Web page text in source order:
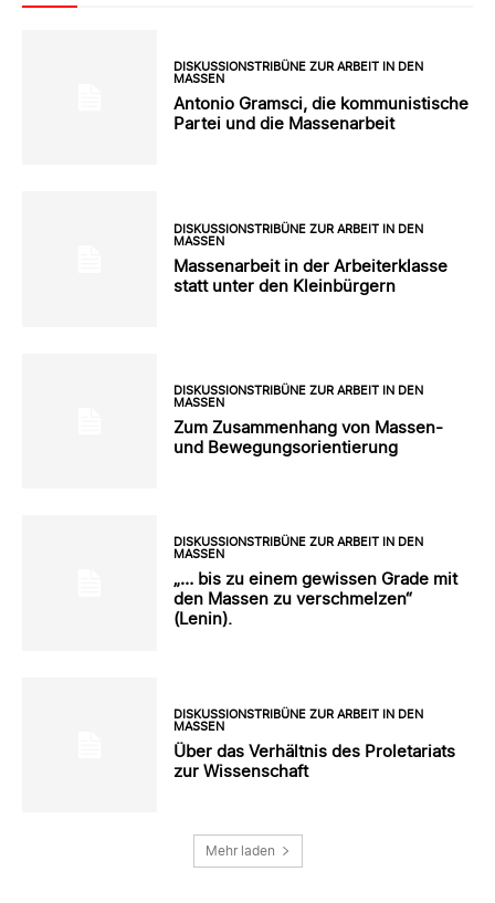
DISKUSSIONSTRIBÜNE ZUR ARBEIT IN DEN
MASSEN
Antonio Gramsci, die kommunistische
Partei und die Massenarbeit
DISKUSSIONSTRIBÜNE ZUR ARBEIT IN DEN
MASSEN
Massenarbeit in der Arbeiterklasse
statt unter den Kleinbürgern
DISKUSSIONSTRIBÜNE ZUR ARBEIT IN DEN
MASSEN
Zum Zusammenhang von Massen-
und Bewegungsorientierung
DISKUSSIONSTRIBÜNE ZUR ARBEIT IN DEN
MASSEN
„… bis zu einem gewissen Grade mit
den Massen zu verschmelzen“
(Lenin).
DISKUSSIONSTRIBÜNE ZUR ARBEIT IN DEN
MASSEN
Über das Verhältnis des Proletariats
zur Wissenschaft
Mehr laden